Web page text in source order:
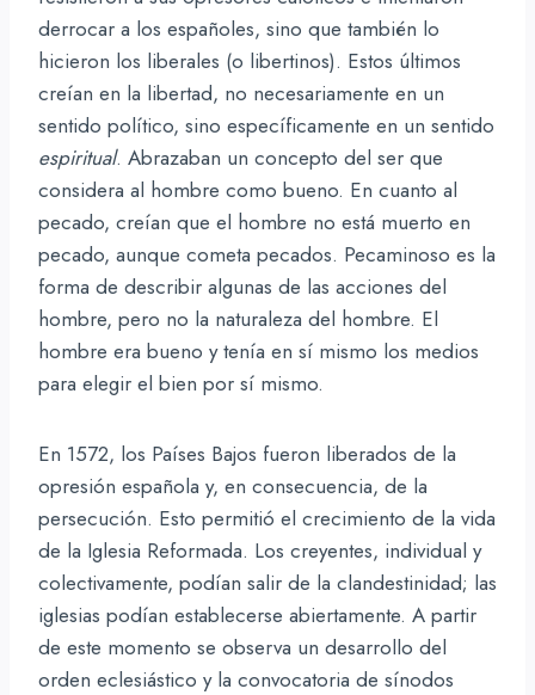
derrocar a los españoles, sino que también lo
hicieron los liberales (o libertinos). Estos últimos
creían en la libertad, no necesariamente en un
sentido político, sino específicamente en un sentido
espiritual. Abrazaban un concepto del ser que
considera al hombre como bueno. En cuanto al
pecado, creían que el hombre no está muerto en
pecado, aunque cometa pecados. Pecaminoso es la
forma de describir algunas de las acciones del
hombre, pero no la naturaleza del hombre. El
hombre era bueno y tenía en sí mismo los medios
para elegir el bien por sí mismo.
En 1572, los Países Bajos fueron liberados de la
opresión española y, en consecuencia, de la
persecución. Esto permitió el crecimiento de la vida
de la Iglesia Reformada. Los creyentes, individual y
colectivamente, podían salir de la clandestinidad; las
iglesias podían establecerse abiertamente. A partir
de este momento se observa un desarrollo del
orden eclesiástico y la convocatoria de sínodos